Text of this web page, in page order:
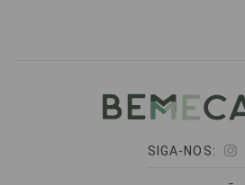
SIGA-NOS: